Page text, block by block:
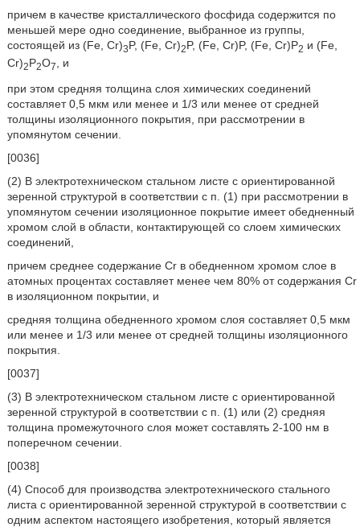
причем в качестве кристаллического фосфида содержится по
меньшей мере одно соединение, выбранное из группы,
состоящей из (Fe, Cr)3P, (Fe, Cr)2P, (Fe, Cr)P, (Fe, Cr)P2 и (Fe,
Cr)2P2O7
, и
при этом средняя толщина слоя химических соединений
составляет 0,5 мкм или менее и 1/3 или менее от средней
толщины изоляционного покрытия, при рассмотрении в
упомянутом сечении.
[0036]
(2) В электротехническом стальном листе с ориентированной
зеренной структурой в соответствии с п. (1) при рассмотрении в
упомянутом сечении изоляционное покрытие имеет обедненный
хромом слой в области, контактирующей со слоем химических
соединений,
причем среднее содержание Cr в обедненном хромом слое в
атомных процентах составляет менее чем 80% от содержания Cr
в изоляционном покрытии, и
средняя толщина обедненного хромом слоя составляет 0,5 мкм
или менее и 1/3 или менее от средней толщины изоляционного
покрытия.
[0037]
(3) В электротехническом стальном листе с ориентированной
зеренной структурой в соответствии с п. (1) или (2) средняя
толщина промежуточного слоя может составлять 2-100 нм в
поперечном сечении.
[0038]
(4) Способ для производства электротехнического стального
листа с ориентированной зеренной структурой в соответствии с
одним аспектом настоящего изобретения, который является